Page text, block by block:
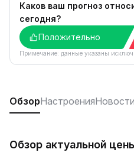
Каков ваш прогноз
сегодня?
Положительно
Примечание: данные указаны
ОбзорНастроенияНовости
Обзор актуальной